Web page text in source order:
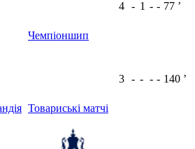
Чемпіоншип
4 - 1 - - 77 ʼ
Товариські матчі
3 - - - - 140 ʼ